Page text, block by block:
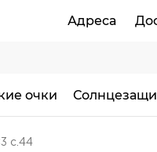
Адреса
очки
c.44